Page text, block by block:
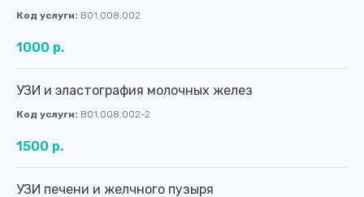
Код услуги: B01.008.002
1000 р.
УЗИ и эластография молочных желез
Код услуги: B01.008.002-2
1500 р.
УЗИ печени и желчного пузыря